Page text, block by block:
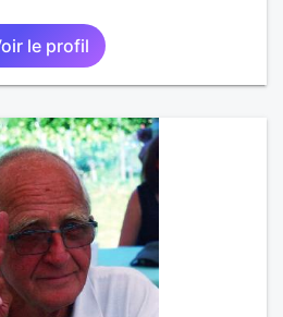
le profil